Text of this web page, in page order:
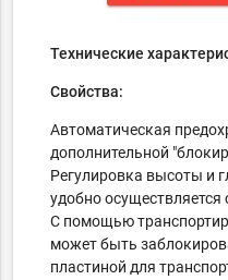
Технические
Свойства:
Автоматическая
дополнительной
Регулировка высоты и
удобно осуществляется
С помощью
может быть
пластиной для